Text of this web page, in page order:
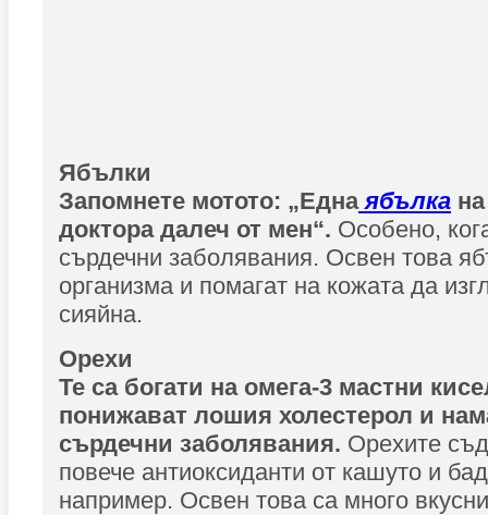
Ябълки
Запомнете мотото: „Еднаябълка
доктора далеч от мен“. Особено,
сърдечни заболявания. Освен това
организма и помагат на кожата да
сияйна.
Орехи
Те са богати на омега-3 мастни
понижават лошия холестерол и
сърдечни заболявания. Орехите
повече антиоксиданти от кашуто и
например. Освен това са много